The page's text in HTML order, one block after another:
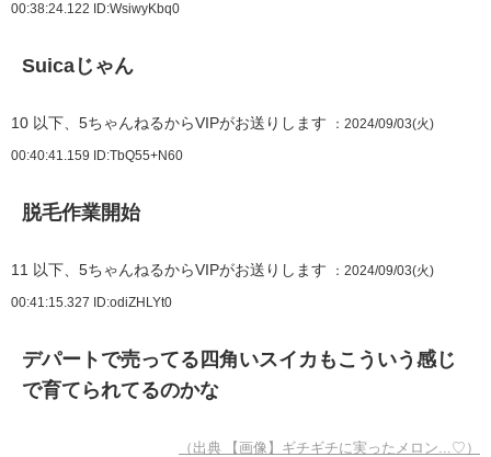
00:38:24.122 ID:WsiwyKbq0
Suicaじゃん
10 以下、5ちゃんねるからVIPがお送りします ：2024/09/03(火)
00:40:41.159 ID:TbQ55+N60
脱毛作業開始
11 以下、5ちゃんねるからVIPがお送りします ：2024/09/03(火)
00:41:15.327 ID:odiZHLYt0
デパートで売ってる四角いスイカもこういう感じ
で育てられてるのかな
（出典 【画像】ギチギチに実ったメロン...♡）